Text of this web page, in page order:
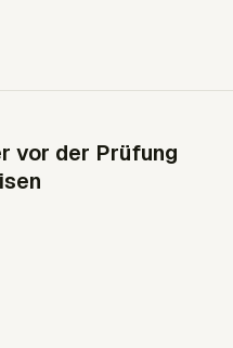
vor der Prüfung